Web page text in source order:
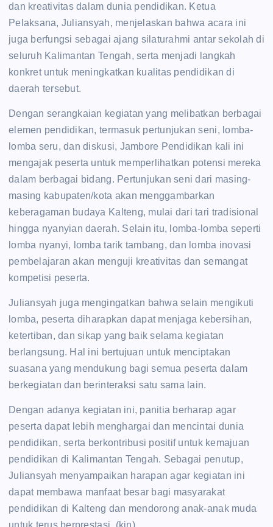
dan kreativitas dalam dunia pendidikan. Ketua
Pelaksana, Juliansyah, menjelaskan bahwa acara ini
juga berfungsi sebagai ajang silaturahmi antar sekolah di
seluruh Kalimantan Tengah, serta menjadi langkah
konkret untuk meningkatkan kualitas pendidikan di
daerah tersebut.
Dengan serangkaian kegiatan yang melibatkan berbagai
elemen pendidikan, termasuk pertunjukan seni, lomba-
lomba seru, dan diskusi, Jambore Pendidikan kali ini
mengajak peserta untuk memperlihatkan potensi mereka
dalam berbagai bidang. Pertunjukan seni dari masing-
masing kabupaten/kota akan menggambarkan
keberagaman budaya Kalteng, mulai dari tari tradisional
hingga nyanyian daerah. Selain itu, lomba-lomba seperti
lomba nyanyi, lomba tarik tambang, dan lomba inovasi
pembelajaran akan menguji kreativitas dan semangat
kompetisi peserta.
Juliansyah juga mengingatkan bahwa selain mengikuti
lomba, peserta diharapkan dapat menjaga kebersihan,
ketertiban, dan sikap yang baik selama kegiatan
berlangsung. Hal ini bertujuan untuk menciptakan
suasana yang mendukung bagi semua peserta dalam
berkegiatan dan berinteraksi satu sama lain.
Dengan adanya kegiatan ini, panitia berharap agar
peserta dapat lebih menghargai dan mencintai dunia
pendidikan, serta berkontribusi positif untuk kemajuan
pendidikan di Kalimantan Tengah. Sebagai penutup,
Juliansyah menyampaikan harapan agar kegiatan ini
dapat membawa manfaat besar bagi masyarakat
pendidikan di Kalteng dan mendorong anak-anak muda
untuk terus berprestasi. (kin)